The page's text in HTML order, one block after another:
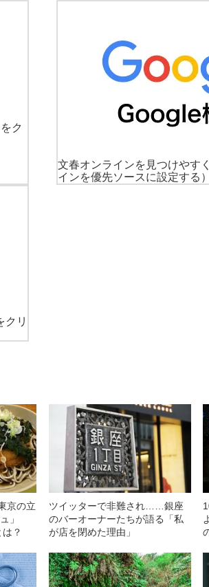
ク
文春オンラインを見つけやす
インを優先ソースに設定する）
クリ
京の立
ュ」
？
ツイッターで非難され……銀座
のバーオーナーたちが語る「私
が店を閉めた理由」